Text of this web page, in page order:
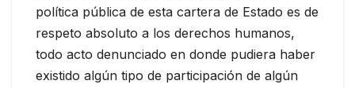
política pública de esta cartera de Estado es de
respeto absoluto a los derechos humanos,
todo acto denunciado en donde pudiera haber
existido algún tipo de participación de algún